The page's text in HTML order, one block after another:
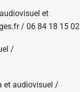
et
/ 06 84 18 15 02
/
et audiovisuel /